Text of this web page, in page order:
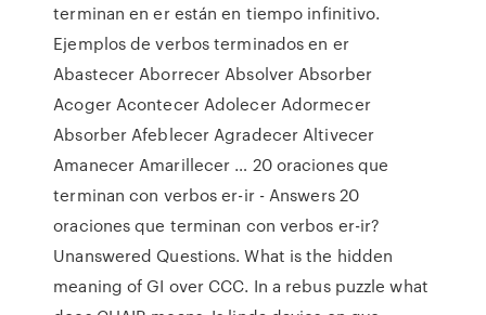
terminan en er están en tiempo infinitivo.
Ejemplos de verbos terminados en er
Abastecer Aborrecer Absolver Absorber
Acoger Acontecer Adolecer Adormecer
Absorber Afeblecer Agradecer Altivecer
Amanecer Amarillecer … 20 oraciones que
terminan con verbos er-ir - Answers 20
oraciones que terminan con verbos er-ir?
Unanswered Questions. What is the hidden
meaning of GI over CCC. In a rebus puzzle what